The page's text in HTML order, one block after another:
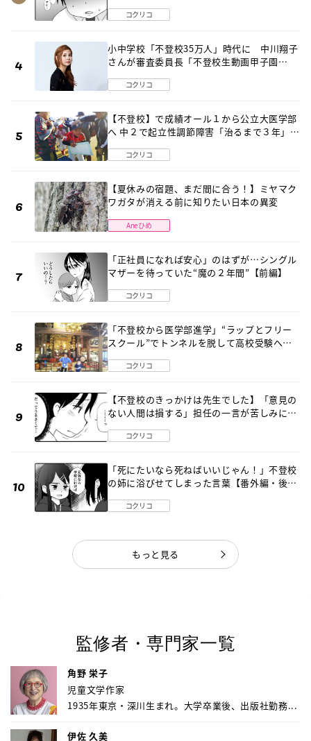
コクリコ
小中学校「不登校35万人」時代に 中川翔子
さんが審査委員長「不登校生動画甲子園
コクリコ
【不登校】で成績オール１から公立大医学部
へ 中２で起立性調節障害「治るまで３年」の
コクリコ
【夏休みの宿題、まだ間に合う！】ミヤマク
ワガタが消える前に知りたい日本の異変
Aneひめ
「正社員になれば安心」のはずが…シングル
マザーを待っていた“魔の２年間”【前編】
コクリコ
「不登校から医学部進学」“ラップとフリー
スクール”でトンネルを脱して高校受験へ
コクリコ
【不登校のきっかけは先生でした】「意見の
ない人間は損する」担任の一言が苦しみに…
コクリコ
「死にたいなら死ねばいいじゃん！」不登校
の姉に浴びせてしまった言葉【番外編・後
コクリコ
もっと見る
監修者・専門家一覧
角野 栄子
児童文学作家
1935年東京・深川生まれ。大学卒業後、出版社勤務...
伊佐 久美